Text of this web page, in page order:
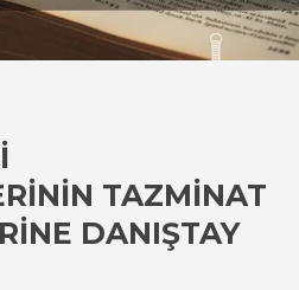
TAZMINAT
DANIŞTAY